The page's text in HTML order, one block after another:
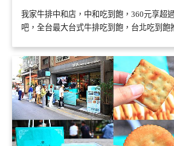
我家牛排中和店，中和吃到飽，360元享超
吧，全台最大台式牛排吃到飽，台北吃到飽